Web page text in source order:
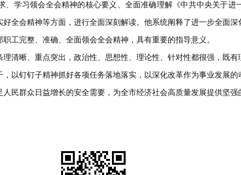
、学习领会全会精神的核心要义、全面准确理解《中共中央关于进
全会精神等方面，进行全面深刻解读。他系统阐释了进一步全面深
工完整、准确、全面领会全会精神，具有重要的指导意义。
清晰、重点突出，政治性、思想性、理论性、针对性都很强，既
以钉钉子精神抓好各项任务落地落实，以深化改革作为事业发展的
民群众日益增长的安全需要，为全市经济社会高质量发展提供坚强